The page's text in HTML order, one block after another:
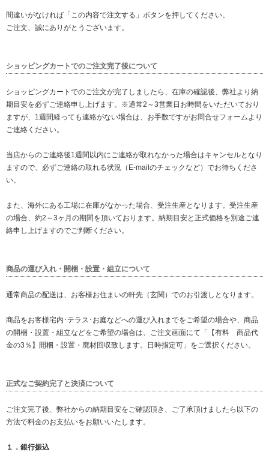
間違いがなければ「この内容で注文する」ボタンを押してください。
ご注文、誠にありがとうございます。
ショッピングカートでのご注文完了後について
ショッピングカートでのご注文が完了しましたら、在庫の確認後、弊社より納
期目安を必ずご連絡申し上げます。※通常2～3営業日お時間をいただいており
ますが、1週間経っても連絡がない場合は、お手数ですがお問合せフォームより
ご連絡ください。
当店からのご連絡後1週間以内にご連絡が取れなかった場合はキャンセルとなり
ますので、必ずご連絡の取れる状況（E-mailのチェックなど）でお待ちくださ
い。
また、海外にある工場に在庫がなかった場合、受注生産となります。受注生産
の場合、約2～3ヶ月の期間を頂いております。納期目安と正式価格を別途ご連
絡申し上げますのでご判断ください。
商品の運び入れ・開梱・設置・組立について
通常商品の配送は、お客様お住まいの軒先（玄関）でのお引渡しとなります。
商品をお客様宅内･テラス･お庭などへの運び入れまでをご希望の場合や、商品
の開梱・設置・組立などをご希望の場合は、ご注文画面にて「【有料 商品代
金の3％】開梱・設置・廃材回収致します。日時指定可」をご選択ください。
正式なご契約完了と決済について
ご注文完了後、弊社からの納期目安をご確認頂き、ご了承頂けましたら以下の
方法で料金のお支払いをお願いいたします。
１．銀行振込